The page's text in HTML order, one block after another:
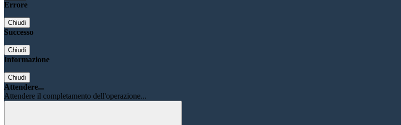
Errore
Chiudi
Successo
Chiudi
Informazione
Chiudi
Attendere...
Attendere il completamento dell'operazione...